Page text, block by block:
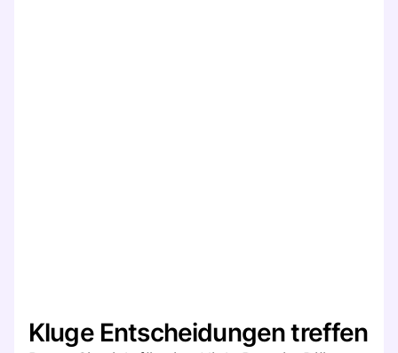
Kluge Entscheidungen treffen